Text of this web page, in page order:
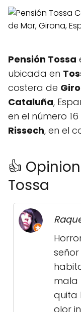
Pensión Tossa
ubicada en
costera de
Cataluña,
en el número
Rissech, en el
👍
Tossa
mala
quita
olor